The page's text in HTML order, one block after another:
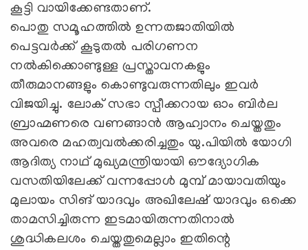
കൂട്ടി വായിക്കേണ്ടതാണ്.
പൊതു സമൂഹത്തില്‍ ഉന്നതജാതിയില്‍
പെട്ടവര്‍ക്ക് കൂടുതല്‍ പരിഗണന
നല്‍കിക്കൊണ്ടുള്ള പ്രസ്താവനകളും
തീരുമാനങ്ങളും കൊണ്ടുവരുന്നതിലും ഇവര്‍
വിജയിച്ചു. ലോക് സഭാ സ്പീക്കറായ ഓം ബിര്‍ല
ബ്രാഹ്മണരെ വണങ്ങാന്‍ ആഹ്വാനം ചെയ്തതും
അവരെ മഹത്വവല്‍ക്കരിച്ചതും യു.പിയില്‍ യോഗി
ആദിത്യ നാഥ് മുഖ്യമന്ത്രിയായി ഔദ്യോഗിക
വസതിയിലേക്ക് വന്നപ്പോള്‍ മുമ്പ് മായാവതിയും
മുലായം സിങ് യാദവും അഖിലേഷ് യാദവും ഒക്കെ
താമസിച്ചിരുന്ന ഇടമായിരുന്നതിനാല്‍
ശുദ്ധികലശം ചെയ്തതുമെല്ലാം ഇതിന്റെ